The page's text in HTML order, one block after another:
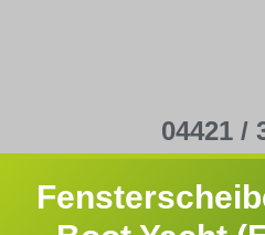
04421 /